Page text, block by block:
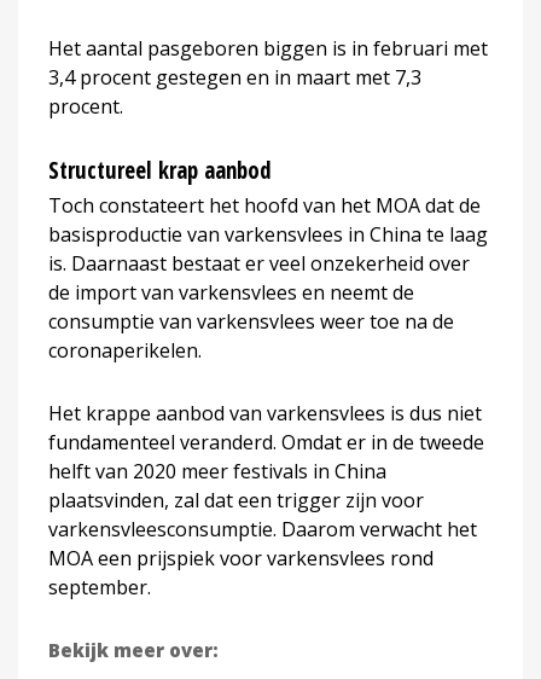
Het aantal pasgeboren biggen is in februari met
3,4 procent gestegen en in maart met 7,3
procent.
Structureel krap aanbod
Toch constateert het hoofd van het MOA dat de
basisproductie van varkensvlees in China te laag
is. Daarnaast bestaat er veel onzekerheid over
de import van varkensvlees en neemt de
consumptie van varkensvlees weer toe na de
coronaperikelen.
Het krappe aanbod van varkensvlees is dus niet
fundamenteel veranderd. Omdat er in de tweede
helft van 2020 meer festivals in China
plaatsvinden, zal dat een trigger zijn voor
varkensvleesconsumptie. Daarom verwacht het
MOA een prijspiek voor varkensvlees rond
september.
Bekijk meer over: